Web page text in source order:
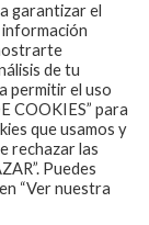
garantizar el
de tu
permitir el uso
COOKIES” para
que usamos y
rechazar las
Puedes
“Ver nuestra